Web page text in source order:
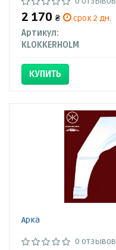
2 170 ₴
срок 2 дн.
Артикул:
KLOKKERHOLM
КУПИТЬ
Арка
0 отзывов